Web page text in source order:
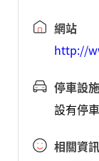
網站
http://
停車設施
設有停
相關資訊